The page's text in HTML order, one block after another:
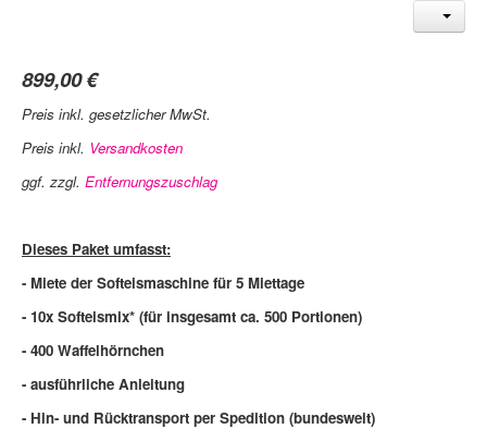
899,00 €
Preis inkl. gesetzlicher MwSt.
Preis inkl. Versandkosten
ggf. zzgl. Entfernungszuschlag
Dieses Paket umfasst:
- Miete der Softeismaschine für 5 Miettage
- 10x Softeismix* (für insgesamt ca. 500 Portionen)
- 400 Waffelhörnchen
- ausführliche Anleitung
- Hin- und Rücktransport per Spedition (bundesweit)